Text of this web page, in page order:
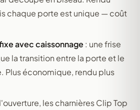
chaque porte est unique — coût
avec caissonnage : une frise
la transition entre la porte et le
Plus économique, rendu plus
les charnières Clip Top